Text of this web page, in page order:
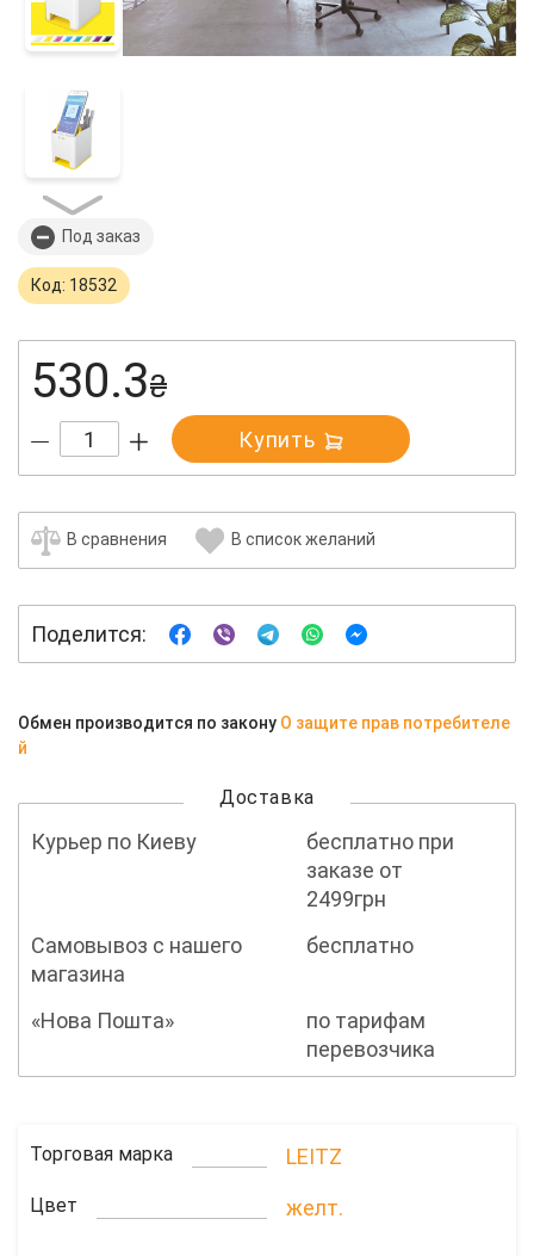
Под заказ
Код: 18532
530.3₴
Купить
В сравнения В список желаний
Поделится:
Обмен производится по закону О защите прав потребителе
й
Доставка
Курьер по Киеву
бесплатно при
заказе от
2499грн
Самовывоз с нашего
магазина
бесплатно
«Нова Пошта»
по тарифам
перевозчика
Торговая марка LEITZ
Цвет желт.